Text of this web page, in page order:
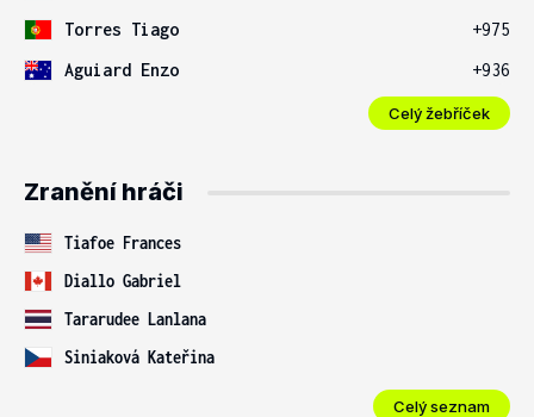
Torres Tiago
+975
Aguiard Enzo
+936
Celý žebříček
Zranění hráči
Tiafoe Frances
Diallo Gabriel
Tararudee Lanlana
Siniaková Kateřina
Celý seznam